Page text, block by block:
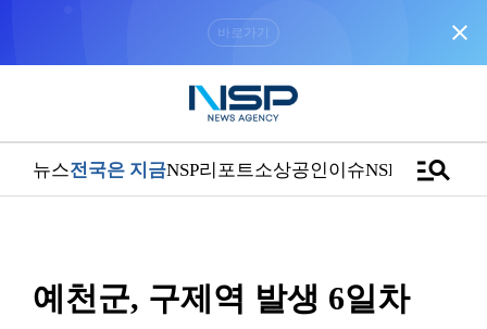
“우리는 독자가 구독할 수 있는 기사를 씁니다” close
뉴스전국은 지금NSP리포트소상공인이슈NSPTVmanage_search
예천군, 구제역 발생 6일차